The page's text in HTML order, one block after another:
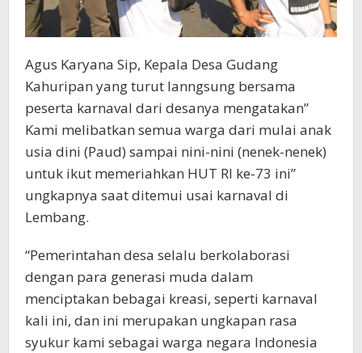
Agus Karyana Sip, Kepala Desa Gudang
Kahuripan yang turut lanngsung bersama
peserta karnaval dari desanya mengatakan”
Kami melibatkan semua warga dari mulai anak
usia dini (Paud) sampai nini-nini (nenek-nenek)
untuk ikut memeriahkan HUT RI ke-73 ini”
ungkapnya saat ditemui usai karnaval di
Lembang.
“Pemerintahan desa selalu berkolaborasi
dengan para generasi muda dalam
menciptakan bebagai kreasi, seperti karnaval
kali ini, dan ini merupakan ungkapan rasa
syukur kami sebagai warga negara Indonesia